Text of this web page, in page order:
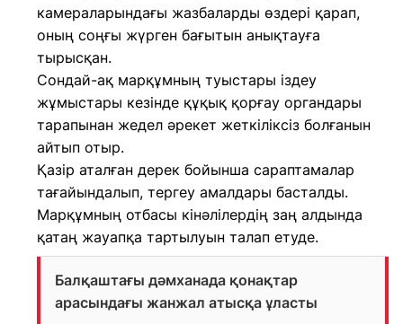
камераларындағы жазбаларды өздері қарап,
оның соңғы жүрген бағытын анықтауға
тырысқан.
Сондай-ақ марқұмның туыстары іздеу
жұмыстары кезінде құқық қорғау органдары
тарапынан жедел әрекет жеткіліксіз болғанын
айтып отыр.
Қазір аталған дерек бойынша сараптамалар
тағайындалып, тергеу амалдары басталды.
Марқұмның отбасы кінәлілердің заң алдында
қатаң жауапқа тартылуын талап етуде.
Балқаштағы дәмханада қонақтар
арасындағы жанжал атысқа ұласты